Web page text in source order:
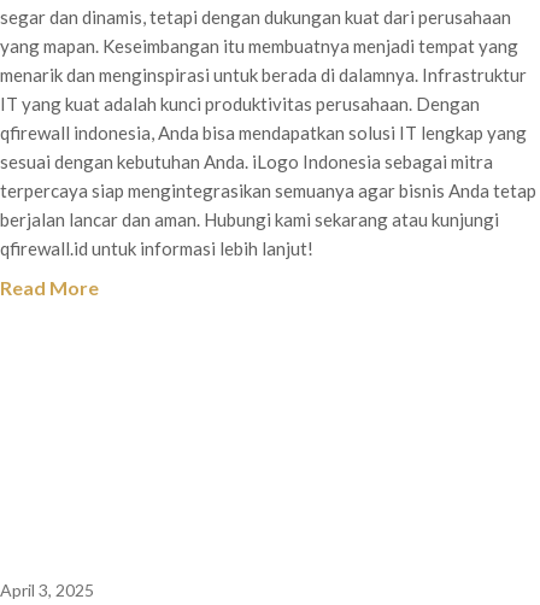
segar dan dinamis, tetapi dengan dukungan kuat dari perusahaan
yang mapan. Keseimbangan itu membuatnya menjadi tempat yang
menarik dan menginspirasi untuk berada di dalamnya. Infrastruktur
IT yang kuat adalah kunci produktivitas perusahaan. Dengan
qfirewall indonesia, Anda bisa mendapatkan solusi IT lengkap yang
sesuai dengan kebutuhan Anda. iLogo Indonesia sebagai mitra
terpercaya siap mengintegrasikan semuanya agar bisnis Anda tetap
berjalan lancar dan aman. Hubungi kami sekarang atau kunjungi
qfirewall.id untuk informasi lebih lanjut!
Read More
April 3, 2025